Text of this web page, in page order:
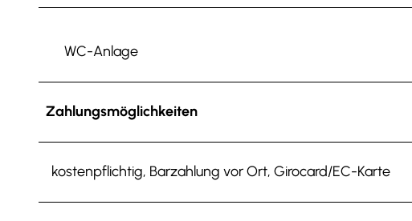
WC-Anlage
Zahlungsmöglichkeiten
kostenpflichtig, Barzahlung vor Ort, Girocard/EC-Karte